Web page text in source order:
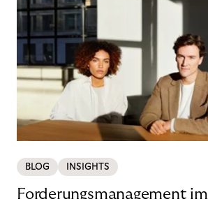
BLOG INSIGHTS
Forderungsmanagement im